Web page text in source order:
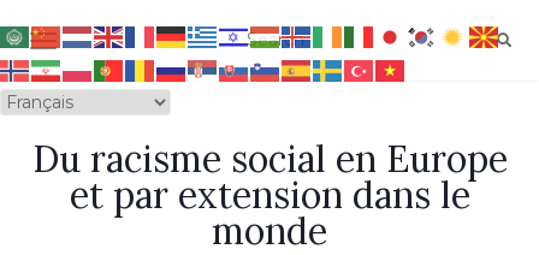
OUVRIR/FERMER LA NAVIGATION
Du racisme social en Europe
et par extension dans le
monde